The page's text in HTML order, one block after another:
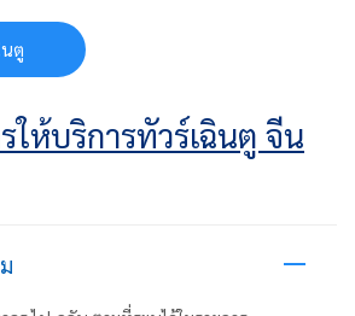
ตู
ให้บริการทัวร์เฉินตู จีน